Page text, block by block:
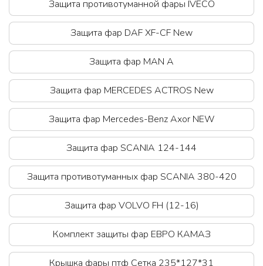
Защита противотуманной фары IVECO
Защита фар DAF XF-CF New
Защита фар MAN A
Защита фар MERCEDES ACTROS New
Защита фар Mercedes-Benz Axor NEW
Защита фар SCANIA 124-144
Защита противотуманных фар SCANIA 380-420
Защита фар VOLVO FH (12-16)
Комплект защиты фар ЕВРО КАМАЗ
Крышка фары птф Сетка 235*127*31